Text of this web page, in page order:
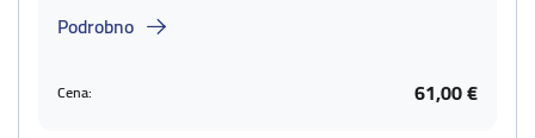
Podrobno
Cena: 61,00 €